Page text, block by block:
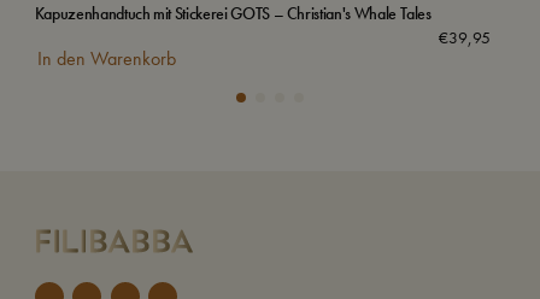
Kapuzenhandtuch mit Stickerei GOTS – Christian's Whale Tales
€39,95
In den Warenkorb